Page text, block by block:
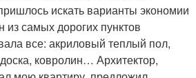
искать варианты экономии
из самых дорогих пунктов
все: акриловый теплый пол,
ковролин… Архитектор,